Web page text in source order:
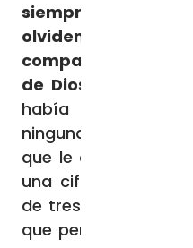
siempre porque
olvidemos cómo
compasivo y tierno;
de Dios.
había
ninguna
que le debe 100
una cifra
de tres meses de
que perdonarnos